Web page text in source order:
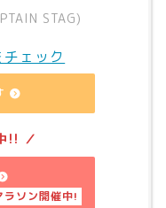
STAG)
ェック